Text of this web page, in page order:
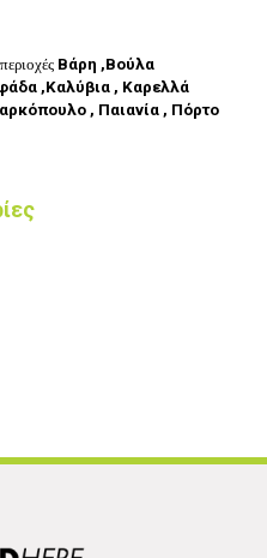
Βάρη ,Βούλα
,Καλύβια , Καρελλά
, Παιανία , Πόρτο